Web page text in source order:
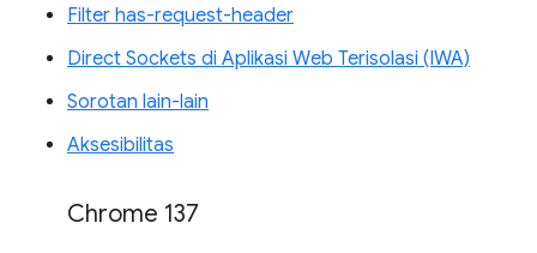
Filter has-request-header
Direct Sockets di Aplikasi Web Terisolasi (IWA)
Sorotan lain-lain
Aksesibilitas
Chrome 137